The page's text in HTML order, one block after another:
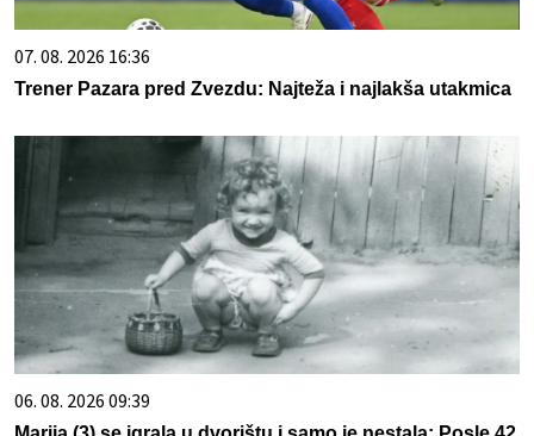
07. 08. 2026 16:36
Trener Pazara pred Zvezdu: Najteža i najlakša utakmica
06. 08. 2026 09:39